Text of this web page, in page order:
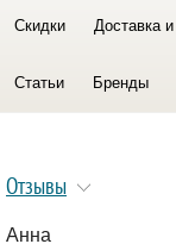
Скидки Доставка
Статьи Бренды
Отзывы
Анна